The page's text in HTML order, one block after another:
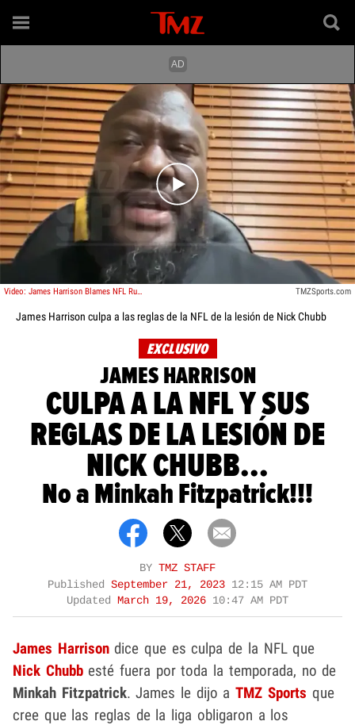
Play video content
Video: James Harrison Blames NFL Rules For Nick Chubb Injury TMZSports.com
James Harrison culpa a las reglas de la NFL de la lesión de Nick Chubb
EXCLUSIVO
JAMES HARRISON
CULPA A LA NFL Y SUS
REGLAS DE LA LESIÓN DE
NICK CHUBB...
No a Minkah Fitzpatrick!!!
BY TMZ STAFF
Published September 21, 2023 12:15 AM PDT
Updated
March 19, 2026 10:47 AM PDT
James Harrisondice que es culpa de la NFL que
Nick Chubbesté fuera por toda la temporada, no de
Minkah Fitzpatrick. James le dijo aTMZ Sports que
cree que las reglas de la liga obligaron a los